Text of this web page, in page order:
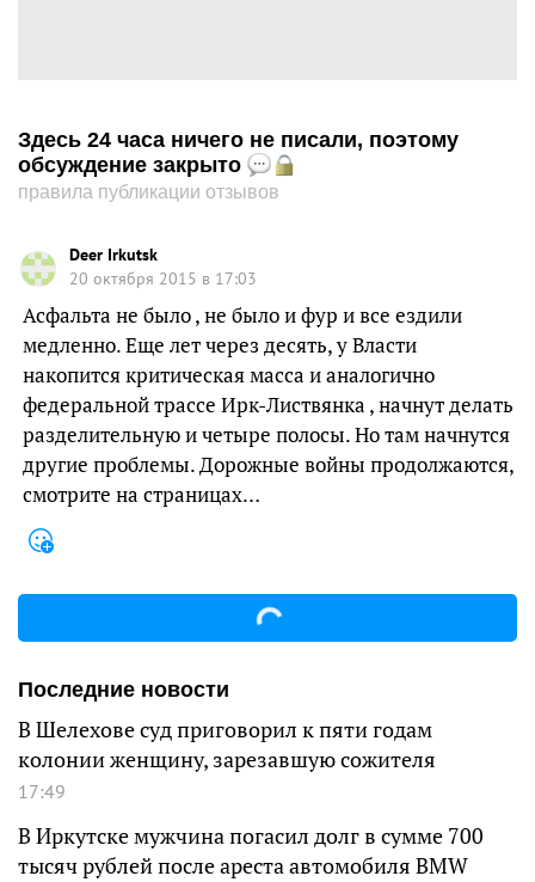
Здесь 24 часа ничего не писали, поэтому
обсуждение закрыто
правила публикации отзывов
Deer Irkutsk
20 октября 2015 в 17:03
Асфальта не было , не было и фур и все ездили
медленно. Еще лет через десять, у Власти
накопится критическая масса и аналогично
федеральной трассе Ирк-Листвянка , начнут делать
разделительную и четыре полосы. Но там начнутся
другие проблемы. Дорожные войны продолжаются,
смотрите на страницах…
Последние новости
В Шелехове суд приговорил к пяти годам
колонии женщину, зарезавшую сожителя
17:49
В Иркутске мужчина погасил долг в сумме 700
тысяч рублей после ареста автомобиля BMW